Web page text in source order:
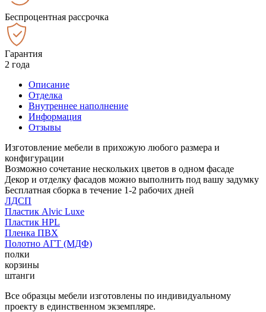
Беспроцентная рассрочка
Гарантия
2 года
Описание
Отделка
Внутреннее наполнение
Информация
Отзывы
Изготовление мебели в прихожую любого размера и
конфигурации
Возможно сочетание нескольких цветов в одном фасаде
Декор и отделку фасадов можно выполнить под вашу задумку
Бесплатная сборка в течение 1-2 рабочих дней
ЛДСП
Пластик Alvic Luxe
Пластик HPL
Пленка ПВХ
Полотно АГТ (МДФ)
полки
корзины
штанги
Все образцы мебели изготовлены по индивидуальному
проекту в единственном экземпляре.